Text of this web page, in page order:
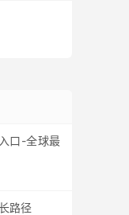
口-全球最
路径